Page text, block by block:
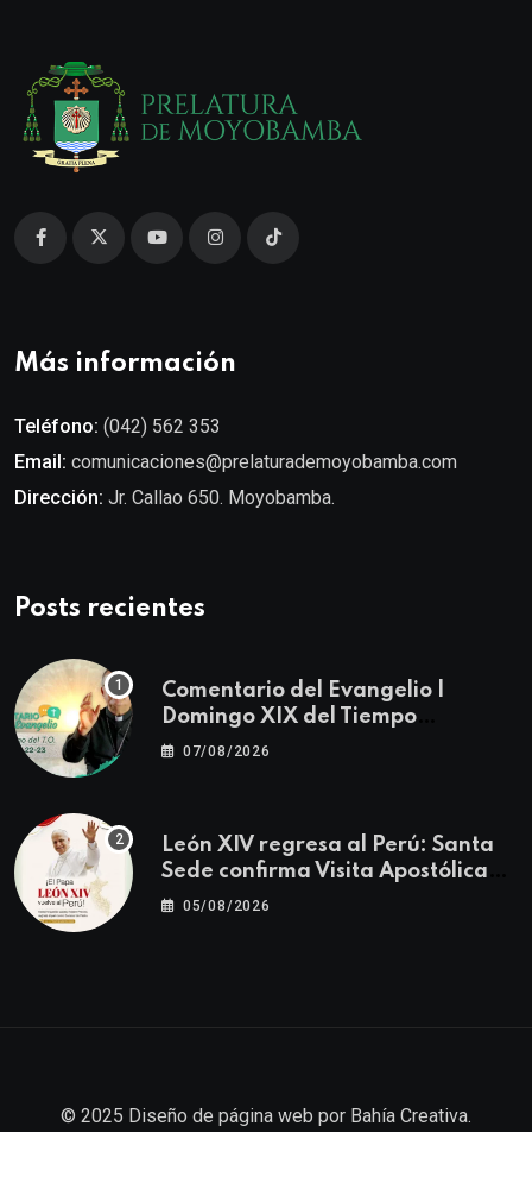
Más información
Teléfono: (042) 562 353
Email: comunicaciones@prelaturademoyobamba.com
Dirección: Jr. Callao 650. Moyobamba.
Posts recientes
Comentario del Evangelio |
Domingo XIX del Tiempo
Ordinario | Mateo 14, 22-23
07/08/2026
León XIV regresa al Perú: Santa
Sede confirma Visita Apostólica
del 11 al 17 de noviembre
05/08/2026
© 2025 Diseño de página web por Bahía Creativa.